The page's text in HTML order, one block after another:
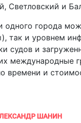
Светловский и
города
так и уровнем
судов и
международные
времени и
ШАНИН